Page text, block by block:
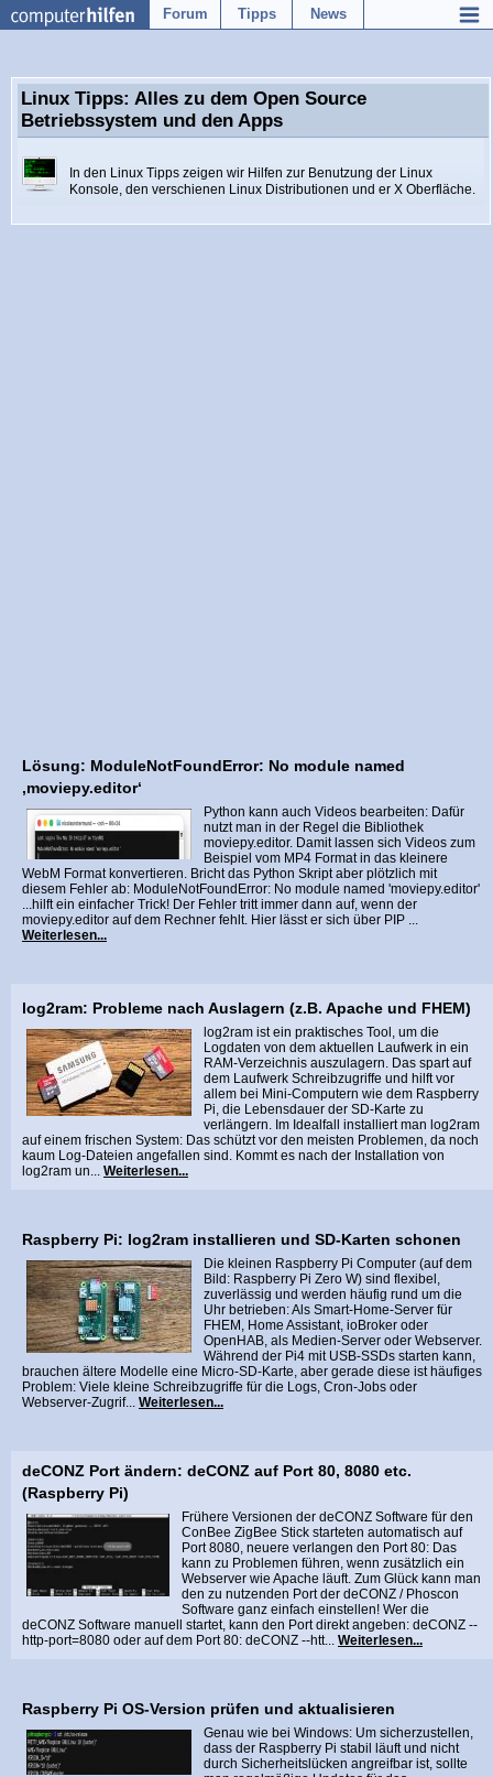
Forum Tipps News
Linux Tipps: Alles zu dem Open Source
Betriebssystem und den Apps
In den Linux Tipps zeigen wir Hilfen zur Benutzung der Linux
Konsole, den verschienen Linux Distributionen und er X Oberfläche.
Lösung: ModuleNotFoundError: No module named
‚moviepy.editor‘
Python kann auch Videos bearbeiten: Dafür
nutzt man in der Regel die Bibliothek
moviepy.editor. Damit lassen sich Videos zum
Beispiel vom MP4 Format in das kleinere
WebM Format konvertieren. Bricht das Python Skript aber plötzlich mit
diesem Fehler ab: ModuleNotFoundError: No module named 'moviepy.editor'
...hilft ein einfacher Trick! Der Fehler tritt immer dann auf, wenn der
moviepy.editor auf dem Rechner fehlt. Hier lässt er sich über PIP ...
Weiterlesen...
log2ram: Probleme nach Auslagern (z.B. Apache und FHEM)
log2ram ist ein praktisches Tool, um die
Logdaten von dem aktuellen Laufwerk in ein
RAM-Verzeichnis auszulagern. Das spart auf
dem Laufwerk Schreibzugriffe und hilft vor
allem bei Mini-Computern wie dem Raspberry
Pi, die Lebensdauer der SD-Karte zu
verlängern. Im Idealfall installiert man log2ram
auf einem frischen System: Das schützt vor den meisten Problemen, da noch
kaum Log-Dateien angefallen sind. Kommt es nach der Installation von
log2ram un... Weiterlesen...
Raspberry Pi: log2ram installieren und SD-Karten schonen
Die kleinen Raspberry Pi Computer (auf dem
Bild: Raspberry Pi Zero W) sind flexibel,
zuverlässig und werden häufig rund um die
Uhr betrieben: Als Smart-Home-Server für
FHEM, Home Assistant, ioBroker oder
OpenHAB, als Medien-Server oder Webserver.
Während der Pi4 mit USB-SSDs starten kann,
brauchen ältere Modelle eine Micro-SD-Karte, aber gerade diese ist häufiges
Problem: Viele kleine Schreibzugriffe für die Logs, Cron-Jobs oder
Webserver-Zugrif... Weiterlesen...
deCONZ Port ändern: deCONZ auf Port 80, 8080 etc.
(Raspberry Pi)
Frühere Versionen der deCONZ Software für den
ConBee ZigBee Stick starteten automatisch auf
Port 8080, neuere verlangen den Port 80: Das
kann zu Problemen führen, wenn zusätzlich ein
Webserver wie Apache läuft. Zum Glück kann man
den zu nutzenden Port der deCONZ / Phoscon
Software ganz einfach einstellen! Wer die
deCONZ Software manuell startet, kann den Port direkt angeben: deCONZ --
http-port=8080 oder auf dem Port 80: deCONZ --htt... Weiterlesen...
Raspberry Pi OS-Version prüfen und aktualisieren
Genau wie bei Windows: Um sicherzustellen,
dass der Raspberry Pi stabil läuft und nicht
durch Sicherheitslücken angreifbar ist, sollte